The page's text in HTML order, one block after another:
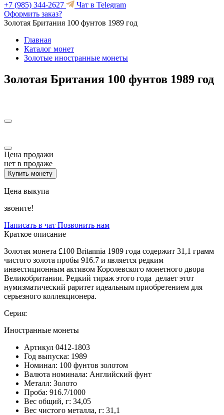
+7 (985) 344-2627
Чат в Telegram
Оформить заказ?
Золотая Британия 100 фунтов 1989 год
Главная
Каталог монет
Золотые иностранные монеты
Золотая Британия 100 фунтов 1989 год
Цена продажи
нет в продаже
Купить монету
Цена выкупа
звоните!
Написать в чат Позвонить нам
Краткое описание
Золотая монета £100 Britannia 1989 года содержит 31,1 грамм
чистого золота пробы 916.7 и является редким
инвестиционным активом Королевского монетного двора
Великобритании. Редкий тираж этого года делает этот
нумизматический раритет идеальным приобретением для
серьезного коллекционера.
Серия:
Иностранные монеты
Артикул 0412-1803
Год выпуска: 1989
Номинал: 100 фунтов золотом
Валюта номинала: Английский фунт
Металл: Золото
Проба: 916.7/1000
Вес общий, г: 34,05
Вес чистого металла, г: 31,1